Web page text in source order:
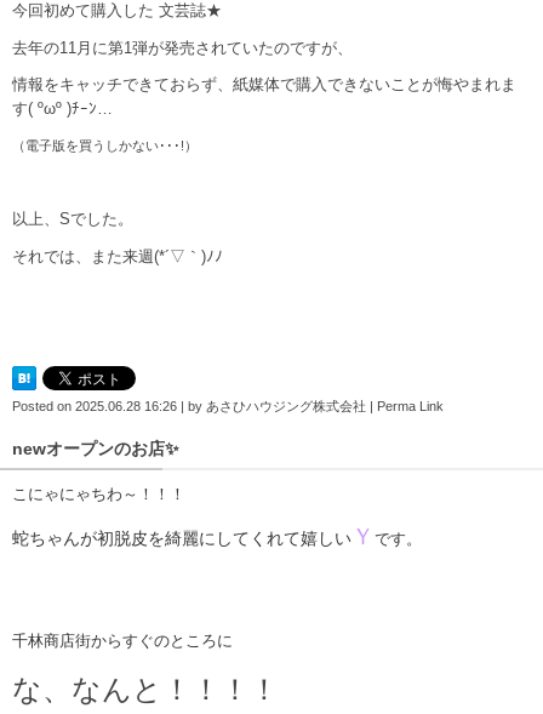
今回初めて購入した 文芸誌★
去年の11月に第1弾が発売されていたのですが、
情報をキャッチできておらず、紙媒体で購入できないことが悔やまれま
す( ºωº )ﾁｰﾝ…
（電子版を買うしかない･･･!）
以上、Sでした。
それでは、また来週(*´▽｀)ﾉﾉ
Posted on 2025.06.28 16:26 | by あさひハウジング株式会社 | Perma Link
newオープンのお店✨
こにゃにゃちわ～！！！
蛇ちゃんが初脱皮を綺麗にしてくれて嬉しい Ｙ です。
千林商店街からすぐのところに
な、なんと！！！！